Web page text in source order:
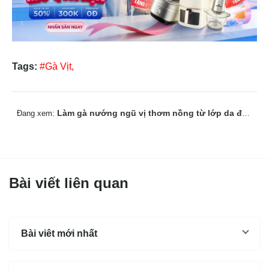
Tags: #Gà Vịt,
Đang xem: Làm gà nướng ngũ vị thơm nồng từ lớp da đến từng thớ thịt
Bài viết liên quan
Bài viêt mới nhất